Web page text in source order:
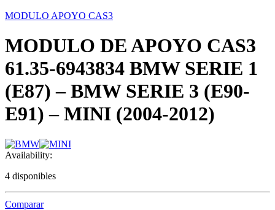
MODULO APOYO CAS3
MODULO DE APOYO CAS3
61.35-6943834 BMW SERIE 1
(E87) – BMW SERIE 3 (E90-
E91) – MINI (2004-2012)
Availability:
4 disponibles
Comparar